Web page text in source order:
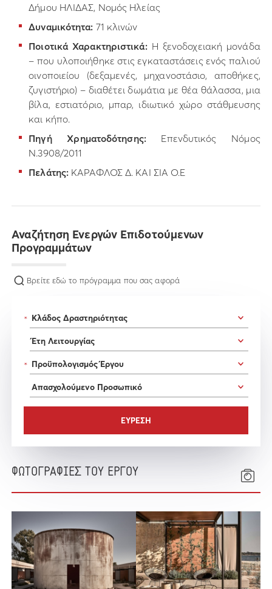
Δήμου ΗΛΙΔΑΣ, Νομός Ηλείας
Δυναμικότητα: 71 κλινών
Ποιοτικά Χαρακτηριστικά:Η ξενοδοχειακή μονάδα
– που υλοποιήθηκε στις εγκαταστάσεις ενός παλιού
οινοποιείου (δεξαμενές, μηχανοστάσιο, αποθήκες,
ζυγιστήριο) – διαθέτει δωμάτια με θέα θάλασσα, μια
βίλα, εστιατόριο, μπαρ, ιδιωτικό χώρο στάθμευσης
και κήπο.
Πηγή Χρηματοδότησης:Επενδυτικός Νόμος
Ν.3908/2011
Πελάτης: ΚΑΡΑΦΛΟΣ Δ. ΚΑΙ ΣΙΑ Ο.Ε
Αναζήτηση Ενεργών Επιδοτούμενων
Προγραμμάτων
Βρείτε εδώ το πρόγραμμα που σας αφορά
*
*
ΦΩΤΟΓΡΑΦΙΕΣ ΤΟΥ ΕΡΓΟΥ